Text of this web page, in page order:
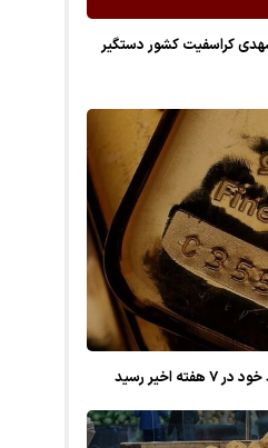
کراسفیت کشور دستگیر
اخیر رسید